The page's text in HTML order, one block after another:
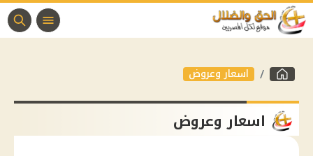
اسعار وعروض
اسعار وعروض